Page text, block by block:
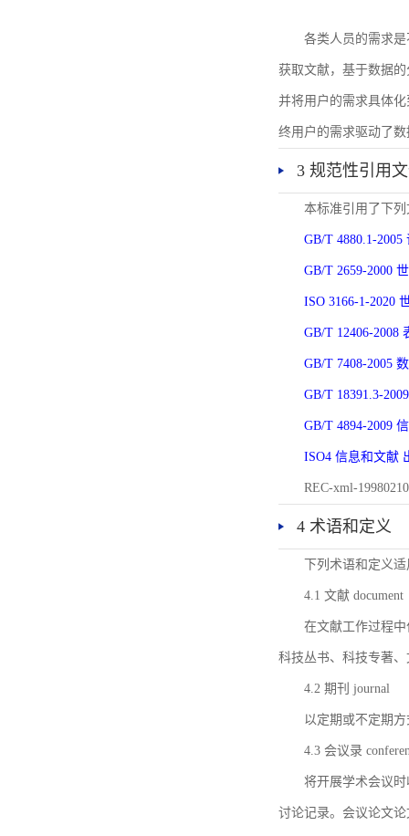
各类人员的需求
获取文献，基于数据
并将用户的需求具体
终用户的需求驱动了
3 规范性引用
本标准引用了下
GB/T 4880.1-
GB/T 2659-2000
ISO 3166-1-2020
GB/T 12406-2008
GB/T 7408-2005
GB/T 18391.3-
GB/T 4894-2009
ISO4 信息和文献
REC-xml-
4 术语和定义
下列术语和定义
4.1 文献 document
在文献工作过程
科技丛书、科技专著
4.2 期刊 journal
以定期或不定期
4.3 会议录
将开展学术会议
讨论记录。会议论文